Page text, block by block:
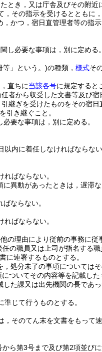
とき，又は庁舎及びその附
，その指示を受けるとともに
かつ，宿日直管理者等の指
し必要な事項は，別に定める。
等」という。)の種類， 様式そ
直ちに当該各号に規定すると
から収受した文書等及び宿
継ぎを受けたものをその宿
引き継ぐこと。
要な事項は，別に定める。
内に着任しなければならない
ばならない。
異動があったときは，遅滞
ならない。
ばならない。
の理由により従前の事務に
任の職員又は上司が指名する
に連署するものとする。
処分未了の事項については
ついてその内容等を記載し
た課又は出先機関の長であ
準じて行うものとする。
そのてん末を文書をもって
ら第3号まで及び第2項並び